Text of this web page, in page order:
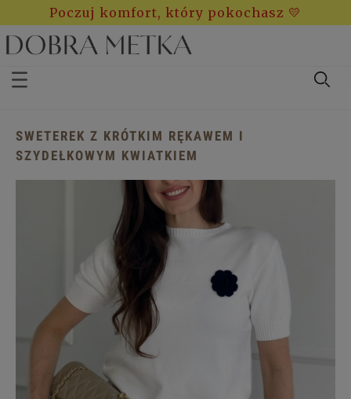
Poczuj komfort, który pokochasz 💛
SWETEREK Z KRÓTKIM RĘKAWEM I
SZYDEŁKOWYM KWIATKIEM